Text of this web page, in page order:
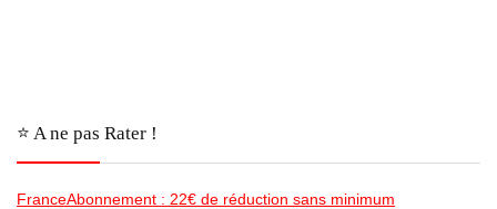
⭐️ A ne pas Rater !
FranceAbonnement : 22€ de réduction sans minimum